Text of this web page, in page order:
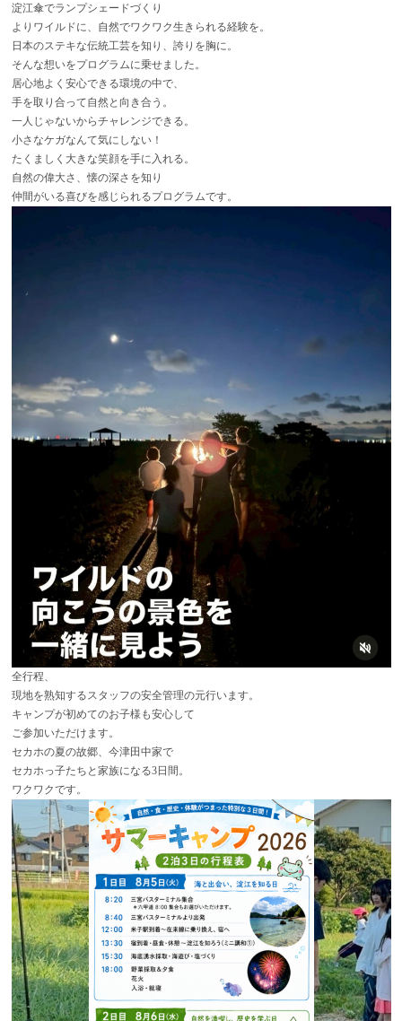
淀江傘でランプシェードづくり
よりワイルドに、自然でワクワク生きられる経験を。
日本のステキな伝統工芸を知り、誇りを胸に。
そんな想いをプログラムに乗せました。
居心地よく安心できる環境の中で、
手を取り合って自然と向き合う。
一人じゃないからチャレンジできる。
小さなケガなんて気にしない！
たくましく大きな笑顔を手に入れる。
自然の偉大さ、懐の深さを知り
仲間がいる喜びを感じられるプログラムです。
全行程、
現地を熟知するスタッフの安全管理の元行います。
キャンプが初めてのお子様も安心して
ご参加いただけます。
セカホの夏の故郷、今津田中家で
セカホっ子たちと家族になる3日間。
ワクワクです。